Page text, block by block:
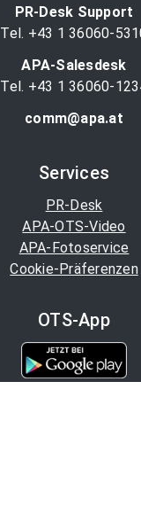
PR-Desk Support
Tel. +43 1 36060-
APA-Salesdesk
Tel. +43 1 36060-
comm@apa.at
Services
PR-Desk
APA-OTS-Video
APA-Fotoservice
Cookie-Präferenzen
OTS-App